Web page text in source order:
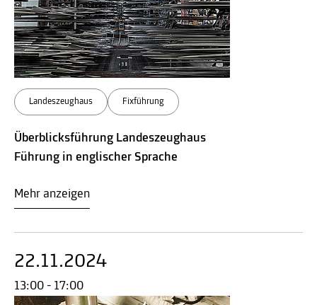
Landeszeughaus Fixführung
Überblicksführung Landeszeughaus
Führung in englischer Sprache
Mehr anzeigen
22.11.2024
13:00 - 17:00